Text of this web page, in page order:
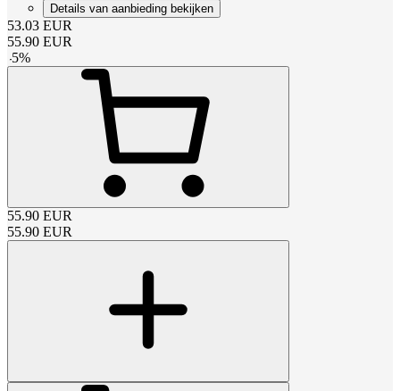
Details van aanbieding bekijken
53.03 EUR
55.90 EUR
-5%
55.90 EUR
55.90 EUR